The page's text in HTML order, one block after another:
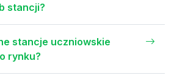
stancji?
stancje uczniowskie
rynku?